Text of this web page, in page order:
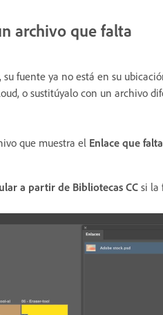
archivo que falta
, su fuente ya no está en su
o sustitúyalo con un archivo
que muestra el Enlace que falta
a partir de Bibliotecas CC si la